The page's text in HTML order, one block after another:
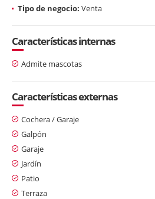
Tipo de negocio: Venta
Características internas
Admite mascotas
Características externas
Cochera / Garaje
Galpón
Garaje
Jardín
Patio
Terraza